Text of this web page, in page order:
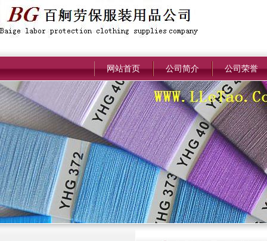
网站首页 公司简介 公司荣誉